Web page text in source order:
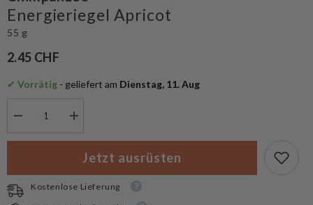
Energieriegel Apricot
55 g
2.45 CHF
✔ Vorrätig - geliefert am Dienstag, 11. Aug
für
Apricot
Menge
für
Chimpanzee
Energieriegel
Apricot
Jetzt ausrüsten
Kostenlose Lieferung